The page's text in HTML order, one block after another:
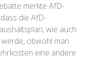
merkte AfD-
die AfD-
wie auch
obwohl man
eine andere